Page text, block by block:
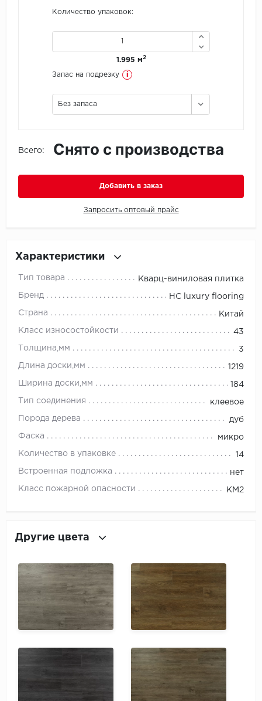
LG Decotile
Lucky Floor
Made in Belgium
Next Step
Novafloor
Primavera
ROYCE
SPC
SPC DEW
SPC Flooring
SPC Ideal Flooring
SPC Kronostep
SPC Promo
Количество упаковок:
1.995 м2
Запас на подрезку i
Без запаса
Всего: Снято с производства
Добавить в заказ
Запросить оптовый прайс
Характеристики
Тип товара Кварц-виниловая плитка
Бренд HC luxury flooring
Страна Китай
Класс износостойкости 43
Толщина,мм 3
Длина доски,мм 1219
Ширина доски,мм 184
Тип соединения клеевое
Порода дерева дуб
Фаска микро
Количество в упаковке 14
Встроенная подложка нет
Класс пожарной опасности КМ2
Другие цвета